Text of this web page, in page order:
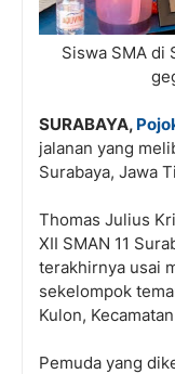
Siswa SMA di
SURABAYA,
jalanan yang
Surabaya, Jawa
Thomas Julius
XII SMAN 11
terakhirnya usai
sekelompok
Kulon,
Pemuda yang